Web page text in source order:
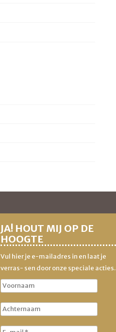
JA! HOUT MIJ OP DE
HOOGTE
Vul hier je e-mailadres in en laat je
verras- sen door onze speciale acties.